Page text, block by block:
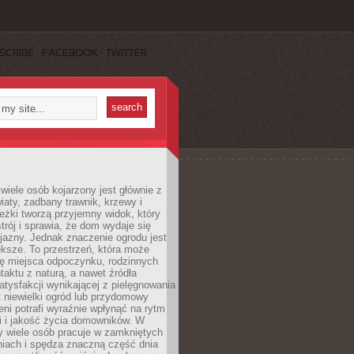
FACEBOOK TWITTER
osób kojarzony jest głównie z
zadbany trawnik, krzewy i
tworzą przyjemny widok, który
i sprawia, że dom wydaje się
Jednak znaczenie ogrodu jest
To przestrzeń, która może
miejsca odpoczynku, rodzinnych
z naturą, a nawet źródła
wynikającej z pielęgnowania
ogród lub przydomowy
potrafi wyraźnie wpłynąć na rytm
i jakość życia domowników. W
wiele osób pracuje w zamkniętych
i spędza znaczną część dnia